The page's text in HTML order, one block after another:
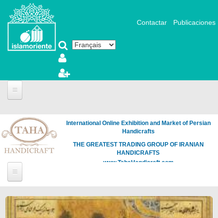
Aller au contenu principal
Contactar Publicaciones
International Online Exhibition and Market of Persian
Handicrafts
THE GREATEST TRADING GROUP OF IRANIAN
HANDICRAFTS
www.TahaHandicraft.com
Pages
Loading